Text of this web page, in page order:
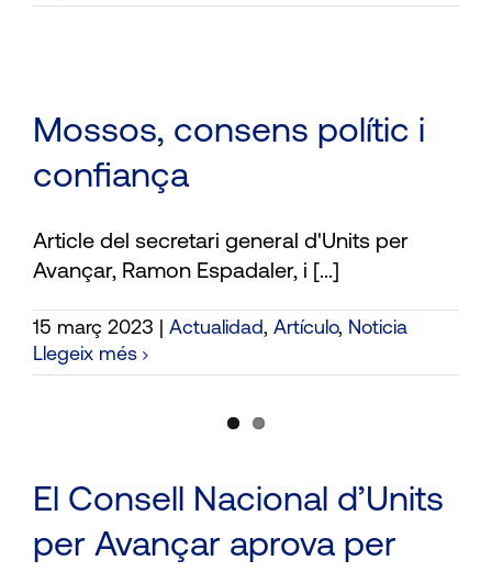
Mossos, consens polític i
confiança
Article del secretari general d'Units per
Avançar, Ramon Espadaler, i [...]
15 març 2023 Actualidad, Artículo, Noticia
Llegeix més
El Consell Nacional d’Units
per Avançar aprova per